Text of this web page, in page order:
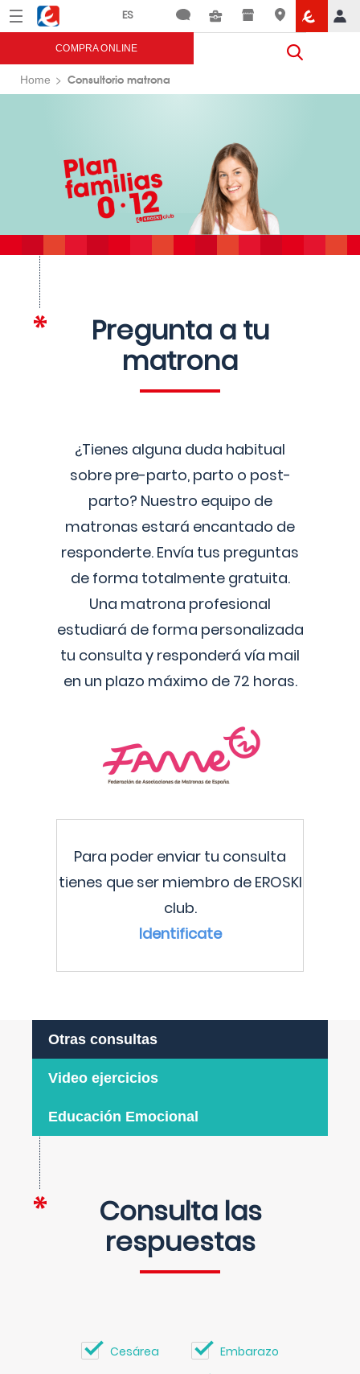
Menú Eroski
COMPRA ONLINE
Home Consultorio matrona
Pregunta a tu
matrona
¿Tienes alguna duda habitual
sobre pre-parto, parto o post-
parto? Nuestro equipo de
matronas estará encantado de
responderte. Envía tus preguntas
de forma totalmente gratuita.
Una matrona profesional
estudiará de forma personalizada
tu consulta y responderá vía mail
en un plazo máximo de 72 horas.
Para poder enviar tu consulta
tienes que ser miembro de EROSKI
club.
Identificate
Otras consultas
Video ejercicios
Educación Emocional
Consulta las
respuestas
Cesárea Embarazo